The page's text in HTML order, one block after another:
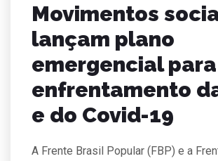
Movimentos
lançam plano
emergencial para
enfrentamento
e do Covid-19
A Frente Brasil Popular (FBP) e a